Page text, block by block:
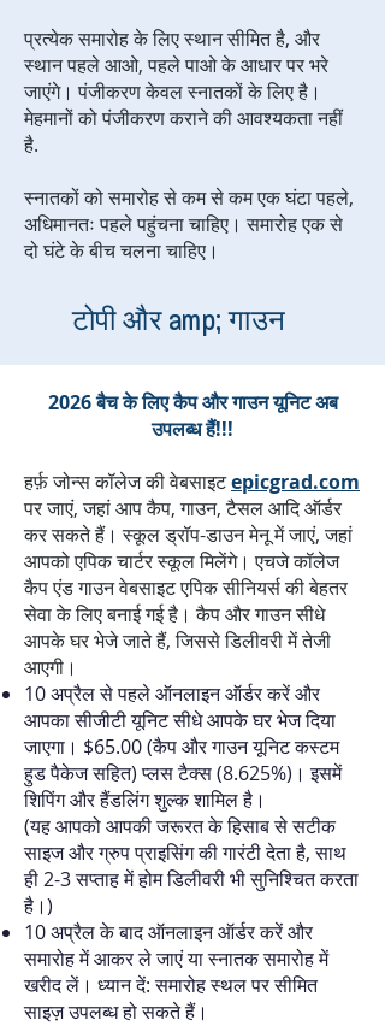
प्रत्येक समारोह के लिए स्थान सीमित है, और
स्थान पहले आओ, पहले पाओ के आधार पर भरे
जाएंगे। पंजीकरण केवल स्नातकों के लिए है।
मेहमानों को पंजीकरण कराने की आवश्यकता नहीं
है.
स्नातकों को समारोह से कम से कम एक घंटा पहले,
अधिमानतः पहले पहुंचना चाहिए। समारोह एक से
दो घंटे के बीच चलना चाहिए।
टोपी और amp; गाउन
2026 बैच के लिए कैप और गाउन यूनिट अब
उपलब्ध हैं!!!
हर्फ़ जोन्स कॉलेज की वेबसाइटepicgrad.com
पर जाएं, जहां आप कैप, गाउन, टैसल आदि ऑर्डर
कर सकते हैं। स्कूल ड्रॉप-डाउन मेनू में जाएं, जहां
आपको एपिक चार्टर स्कूल मिलेंगे। एचजे कॉलेज
कैप एंड गाउन वेबसाइट एपिक सीनियर्स की बेहतर
सेवा के लिए बनाई गई है। कैप और गाउन सीधे
आपके घर भेजे जाते हैं, जिससे डिलीवरी में तेजी
आएगी।
10 अप्रैल से पहले ऑनलाइन ऑर्डर करें और
आपका सीजीटी यूनिट सीधे आपके घर भेज दिया
जाएगा। $65.00 (कैप और गाउन यूनिट कस्टम
हुड पैकेज सहित) प्लस टैक्स (8.625%)। इसमें
शिपिंग और हैंडलिंग शुल्क शामिल है।
(यह आपको आपकी जरूरत के हिसाब से सटीक
साइज और ग्रुप प्राइसिंग की गारंटी देता है, साथ
ही 2-3 सप्ताह में होम डिलीवरी भी सुनिश्चित करता
है।)
10 अप्रैल के बाद ऑनलाइन ऑर्डर करें और
समारोह में आकर ले जाएं या स्नातक समारोह में
खरीद लें। ध्यान दें: समारोह स्थल पर सीमित
साइज़ उपलब्ध हो सकते हैं।